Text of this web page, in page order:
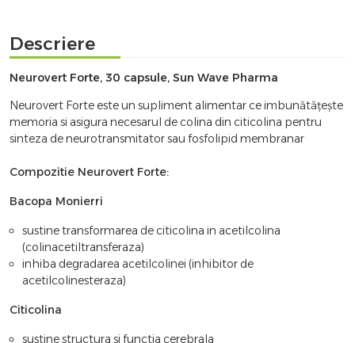
Descriere
Neurovert Forte, 30 capsule, Sun Wave Pharma
Neurovert Forte este un supliment alimentar ce imbunătățește
memoria si asigura necesarul de colina din citicolina pentru
sinteza de neurotransmitator sau fosfolipid membranar
Compozitie Neurovert Forte:
Bacopa Monierri
sustine transformarea de citicolina in acetilcolina
(colinacetiltransferaza)
inhiba degradarea acetilcolinei (inhibitor de
acetilcolinesteraza)
Citicolina
sustine structura si functia cerebrala